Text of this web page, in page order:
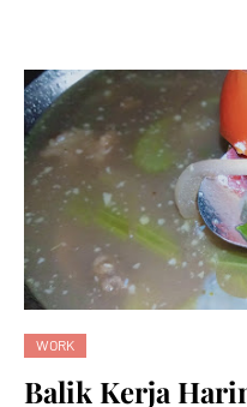
WORK
Balik Kerja